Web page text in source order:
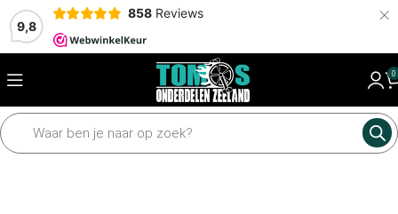
9,8
858 Reviews ×
0
Home Framedelen Diverse framedelen Tank en delen